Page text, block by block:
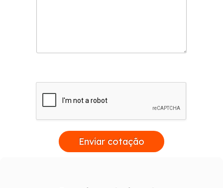
Enviar cotação